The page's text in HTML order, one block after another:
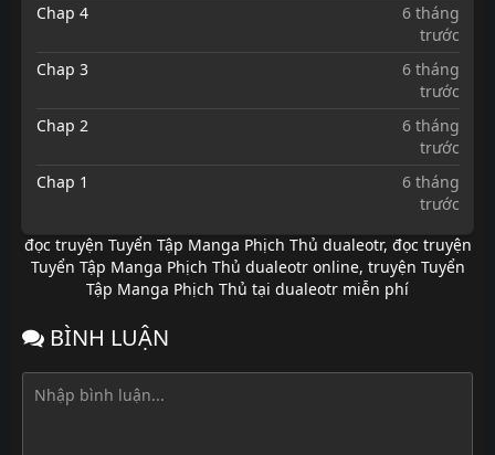
Chap 4
6 tháng
trước
Chap 3
6 tháng
trước
Chap 2
6 tháng
trước
Chap 1
6 tháng
trước
đọc truyện Tuyển Tập Manga Phịch Thủ dualeotr, đọc truyện
Tuyển Tập Manga Phịch Thủ dualeotr online, truyện Tuyển
Tập Manga Phịch Thủ tại dualeotr miễn phí
BÌNH LUẬN